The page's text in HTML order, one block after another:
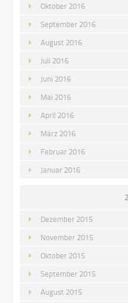
Oktober 2016
September 2016
August 2016
Juli 2016
Juni 2016
Mai 2016
April 2016
März 2016
Februar 2016
Januar 2016
Dezember 2015
November 2015
Oktober 2015
September 2015
August 2015